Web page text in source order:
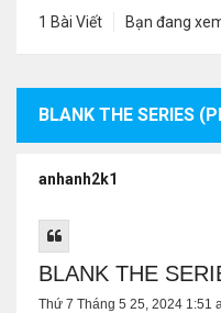
1 Bài Viết Bạn đang
BLANK THE SERIES
anhanh2k1
BLANK THE
Thứ 7 Tháng 5 25, 2024 1:51